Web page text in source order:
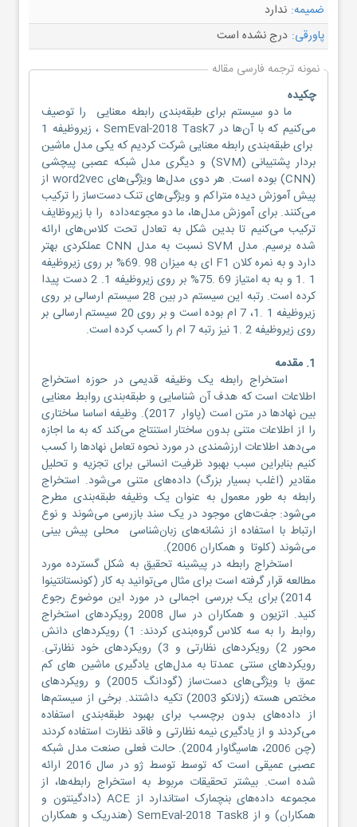
ضمیمه: ندارد
پاورقی: درج نشده است
نمونه ترجمه فارسی مقاله
چکیده
ما دو سیستم برای طبقه‌بندی رابطه‌ معنایی را توصیف
می‌کنیم که با آن‌ها در SemEval-2018 Task7 ، زیروظیفه 1
برای طبقه‌بندی رابطه معنایی شرکت کردیم که یکی مدل ماشین
بردار پشتیبانی (SVM) و دیگری مدل شبکه عصبی پیچشی
(CNN) بوده است. هر دوی مدل‌ها ویژگی‌های word2vec از
پیش آموزش دیده متراکم و ویژگی‌های تنک دست‌ساز را ترکیب
می‌کنند. برای آموزش مدل‌ها، ما دو مجوعه‌داده‌ را با زیروظایف
ترکیب می‌کنیم تا بدین شکل به تعادل تحت کلاس‌های ارائه
شده برسیم. مدل SVM نسبت به مدل CNN عملکردی بهتر
دارد و به نمره کلان F1 ای به میزان 98 .69% بر روی زیروظیفه
1 .1 و به به امتیاز 69 .75% بر روی زیروظیفه 1. 2 دست پیدا
کرده است. رتبه این سیستم در بین 28 سیستم ارسالی بر روی
زیروظیفه 1 .1، 7 ام بوده است و بر روی 20 سیستم ارسالی بر
روی زیروظیفه 2 .1 نیز رتبه 7 ام را کسب کرده است.
1. مقدمه
استخراج رابطه یک وظیفه قدیمی در حوزه استخراج
اطلاعات است که هدف آن شناسایی و طبقه‌بندی روابط معنایی
بین نهادها در متن است (پاوار 2017). وظیفه اساسا ساختاری
را از اطلاعات متنی بدون ساختار استنتاج می‌کند که به ما اجازه
می‌دهد اطلاعات ارزشمندی در مورد نحوه تعامل نهاد‌ها را کسب
کنیم بنابراین سبب بهبود ظرفیت انسانی برای تجزیه و تحلیل
مقادیر (اغلب بسیار بزرگ) داده‌های متنی می‌شود. استخراج
رابطه به طور معمول به عنوان یک وظیفه طبقه‌بندی مطرح
می‌شود: جفت‌های موجود در یک سند بازرسی می‌شوند و نوع
ارتباط با استفاده از نشانه‌های زبان‌شناسی محلی پیش بینی
می‌شوند (کلوتا و همکاران 2006).
استخراج رابطه در پیشینه تحقیق به شکل گسترده مورد
مطالعه قرار گرفته است برای مثال می‌توانید به کار (کونستانتینوا
2014) برای یک بررسی اجمالی در مورد این موضوع رجوع
کنید. اتزیون و همکاران در سال 2008 رویکردهای استخراج
روابط را به سه کلاس گروه‌بندی کردند: 1) رویکردهای دانش
محور 2) رویکردهای نظارتی و 3) رویکردهای خود نظارتی.
رویکردهای سنتی عمدتا به مدل‌های یادگیری ماشین های کم
عمق با ویژگی‌های دست‌ساز (گودانگ 2005) و رویکردهای
مختص هسته (زلانکو 2003) تکیه داشتند. برخی از سیستم‌ها
از داده‌های بدون برچسب برای بهبود طبقه‌بندی استفاده
می‌کردند و از یادگیری نیمه نظارتی و فاقد نظارت استفاده کردند
(چن 2006، هاسیگاوار 2004). حالت فعلی صنعت مدل شبکه
عصبی عمیقی است که توسط توسط ژو در سال 2016 ارائه
شده است. بیشتر تحقیقات مربوط به استخراج رابطه‌ها، از
مجموعه داده‌های بنچمارک استاندارد از ACE (دادگینتون و
همکاران) و از SemEval-2018 Task8 (هندریک و همکاران